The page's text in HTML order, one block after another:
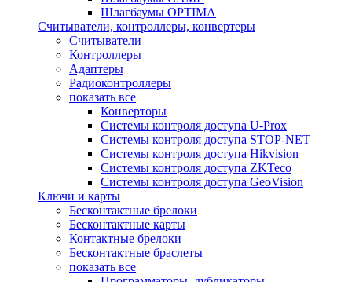
Шлагбаумы OPTIMA
Считыватели, контроллеры, конвертеры
Считыватели
Контроллеры
Адаптеры
Радиоконтроллеры
показать все
Конверторы
Системы контроля доступа U-Prox
Системы контроля доступа STOP-NET
Системы контроля доступа Hikvision
Системы контроля доступа ZKTeco
Системы контроля доступа GeoVision
Ключи и карты
Бесконтактные брелоки
Бесконтактные карты
Контактные брелоки
Бесконтактные браслеты
показать все